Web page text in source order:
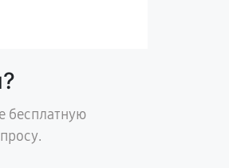
бесплатную